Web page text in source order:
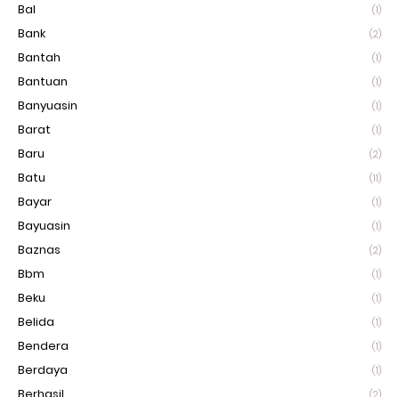
Bal (1)
Bank (2)
Bantah (1)
Bantuan (1)
Banyuasin (1)
Barat (1)
Baru (2)
Batu (11)
Bayar (1)
Bayuasin (1)
Baznas (2)
Bbm (1)
Beku (1)
Belida (1)
Bendera (1)
Berdaya (1)